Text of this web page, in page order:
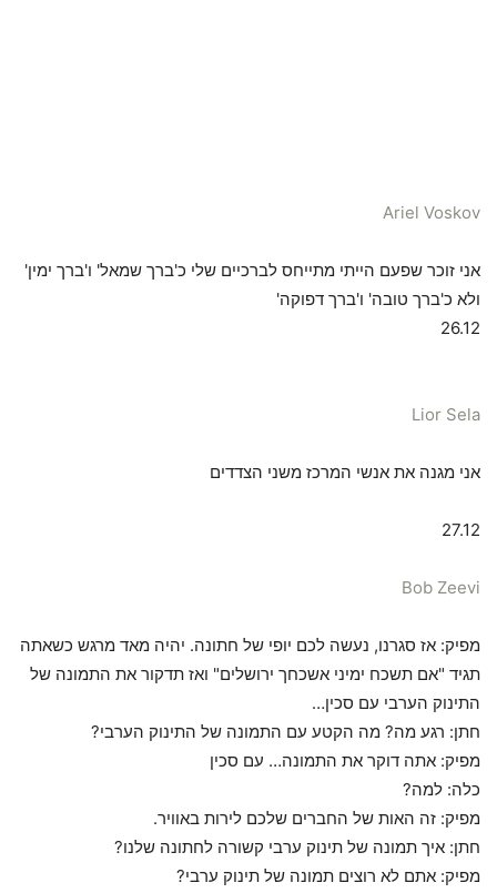
Ariel Voskov
אני זוכר שפעם הייתי מתייחס לברכיים שלי כ'ברך שמאל' ו'ברך ימין'
ולא כ'ברך טובה' ו'ברך דפוקה'
26.12
Lior Sela
אני מגנה את אנשי המרכז משני הצדדים
27.12
Bob Zeevi
מפיק: אז סגרנו, נעשה לכם יופי של חתונה. יהיה מאד מרגש כשאתה
תגיד "אם תשכח ימיני אשכחך ירושלים" ואז תדקור את התמונה של
התינוק הערבי עם סכין…
חתן: רגע מה? מה הקטע עם התמונה של התינוק הערבי?
מפיק: אתה דוקר את התמונה… עם סכין
כלה: למה?
מפיק: זה האות של החברים שלכם לירות באוויר.
חתן: איך תמונה של תינוק ערבי קשורה לחתונה שלנו?
מפיק: אתם לא רוצים תמונה של תינוק ערבי?